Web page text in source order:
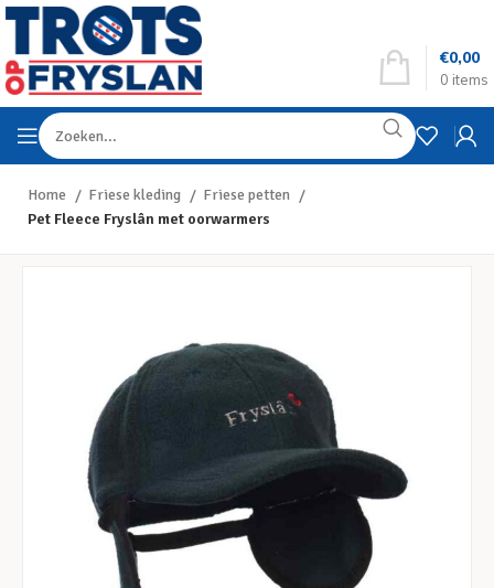
0 items
€0,00
Home Friese kleding
Friese petten
Pet Fleece Fryslân met oorwarmers